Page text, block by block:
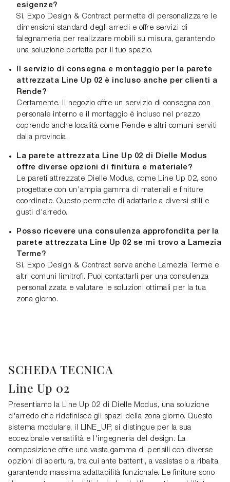
esigenze?
Sì, Expo Design & Contract permette di personalizzare le
dimensioni standard degli arredi e offre servizi di
falegnameria per realizzare mobili su misura, garantendo
una soluzione perfetta per il tuo spazio.
Il servizio di consegna e montaggio per la parete
attrezzata Line Up 02 è incluso anche per clienti a
Rende?
Certamente. Il negozio offre un servizio di consegna con
personale interno e il montaggio è incluso nel prezzo,
coprendo anche località come Rende e altri comuni serviti
dalla provincia.
La parete attrezzata Line Up 02 di Dielle Modus
offre diverse opzioni di finitura e materiale?
Le pareti attrezzate Dielle Modus, come Line Up 02, sono
progettate con un'ampia gamma di materiali e finiture
coordinate. Questo permette di adattarle a diversi stili e
gusti d'arredo.
Posso ricevere una consulenza approfondita per la
parete attrezzata Line Up 02 se mi trovo a Lamezia
Terme?
Sì, Expo Design & Contract serve anche Lamezia Terme e
altri comuni limitrofi. Puoi contattarli per una consulenza
personalizzata e valutare le soluzioni ottimali per la tua
zona giorno.
SCHEDA TECNICA
Line Up 02
Presentiamo la Line Up 02 di Dielle Modus, una soluzione
d'arredo che ridefinisce gli spazi della zona giorno. Questo
sistema modulare, il LINE_UP, si distingue per la sua
eccezionale versatilità e l'ingegneria del design. La
composizione offre una vasta gamma di pensili con diverse
opzioni di apertura, tra cui ante battenti, a vasistas o a ribalta,
garantendo massima adattabilità funzionale. Le finiture sono